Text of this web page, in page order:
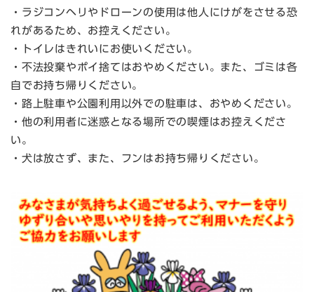
・ラジコンヘリやドローンの使用は他人にけがをさせる恐
れがあるため、お控えください。
・トイレはきれいにお使いください。
・不法投棄やポイ捨てはおやめください。また、ゴミは各
自でお持ち帰りください。
・路上駐車や公園利用以外での駐車は、おやめください。
・他の利用者に迷惑となる場所での喫煙はお控えくださ
い。
・犬は放さず、また、フンはお持ち帰りください。